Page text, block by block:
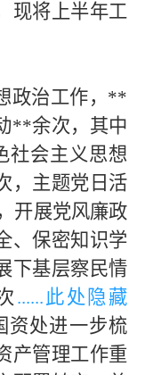
现将上半年工
政治工作，**
**余次，其中
社会主义思想
，主题党日活
开展党风廉政
、保密知识学
下基层察民情
......此处隐藏
资处进一步梳
产管理工作重